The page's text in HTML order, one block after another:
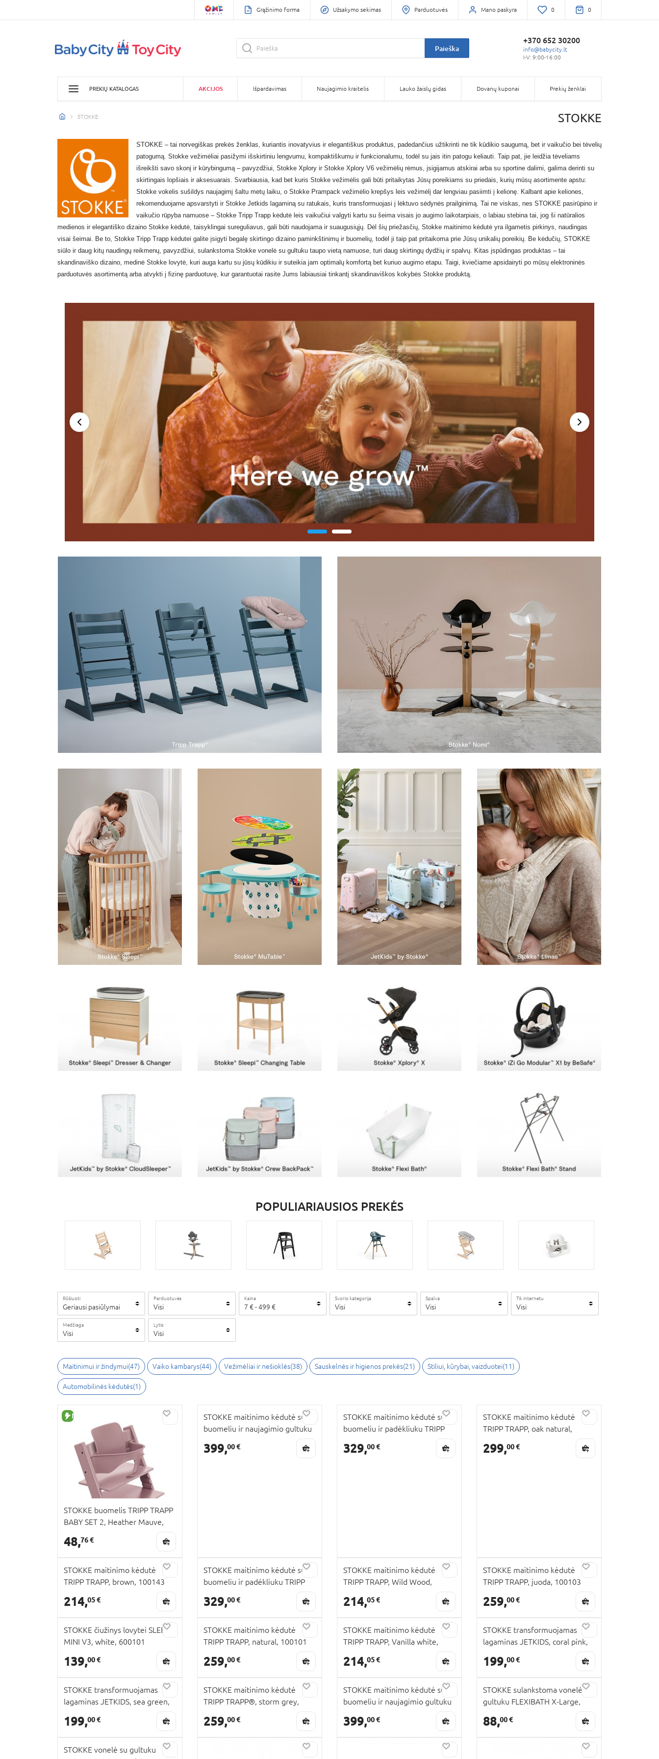
Grąžinimo forma Užsakymo sekimas Parduotuvės Mano paskyra 0 0
Paieška
+370 652 30200
info@babycity.lt
I-V: 9:00-16:00
PREKIŲ KATALOGAS AKCIJOS Išpardavimas Naujagimio kraitelis Lauko žaislų gidas Dovanų kuponai Prekių ženklai
STOKKE STOKKE
STOKKE – tai norvegiškas prekės ženklas, kuriantis inovatyvius ir elegantiškus produktus, padedančius užtikrinti ne tik kūdikio saugumą, bet ir vaikučio bei tėvelių
patogumą. Stokke vežimėliai pasižymi išskirtiniu lengvumu, kompaktiškumu ir funkcionalumu, todėl su jais itin patogu keliauti. Taip pat, jie leidžia tėveliams
išreikšti savo skonį ir kūrybingumą – pavyzdžiui, Stokke Xploryir Stokke Xplory V6vežimėlių rėmus, įsigijamus atskirai arba su sportine dalimi, galima derinti su
skirtingais lopšiais ir aksesuarais. Svarbiausia, kad bet kuris Stokke vežimėlis gali būti pritaikytas Jūsų poreikiams su priedais, kurių mūsų asortimente apstu:
Stokke vokelis sušildys naujagimį šaltu metų laiku, o Stokke Prampack vežimėlio krepšys leis vežimėlį dar lengviau pasiimti į kelionę. Kalbant apie keliones,
rekomenduojame apsvarstyti ir Stokke Jetkids lagaminą su ratukais, kuris transformuojasi į lėktuvo sėdynės prailginimą. Tai ne viskas, nes STOKKE pasirūpino ir
vaikučio rūpyba namuose – Stokke Tripp Trapp kėdutėleis vaikučiui valgyti kartu su šeima visais jo augimo laikotarpiais, o labiau stebina tai, jog ši natūralios
medienos ir elegantiško dizaino Stokke kėdutė , taisyklingai sureguliavus, gali būti naudojama ir suaugusiųjų. Dėl šių priežasčių, Stokke maitinimo kėdutė yra ilgametis pirkinys, naudingas
visai šeimai. Be to, Stokke Tripp Trapp kėdutei galite įsigyti begalę skirtingo dizaino paminkštinimų ir buomelių, todėl ji taip pat pritaikoma prie Jūsų unikalių poreikių. Be kėdučių, STOKKE
siūlo ir daug kitų naudingų reikmenų, pavyzdžiui, sulankstoma Stokke vonelė su gultuku taupo vietą namuose, turi daug skirtingų dydžių ir spalvų. Kitas įspūdingas produktas – tai
skandinaviško dizaino, medinė Stokke lovytė , kuri auga kartu su jūsų kūdikiu ir suteikia jam optimalų komfortą bet kuriuo augimo etapu. Taigi, kviečiame apsidairyti po mūsų elektroninės
parduotuvės asortimentą arba atvykti į fizinę parduotuvę, kur garantuotai rasite Jums labiausiai tinkantį skandinaviškos kokybės Stokke produktą.
Peržiūra Kitas
POPULIARIAUSIOS PREKĖS
Rūšiuoti
Geriausi pasiūlymai
Parduotuvės
Visi
Kaina
7 €-499 €
Svorio kategorija
Visi
Spalva
Visi
Tik internetu
Visi
Medžiaga
Visi
Lytis
Visi
Maitinimui ir žindymui(47) Vaiko kambarys(44) Vežimėliai ir nešioklės(38) Sauskelnės ir higienos prekės(21) Stiliui, kūrybai, vaizduotei(11)
Automobilinės kėdutės(1)
NAUJA PREKĖ
STOKKE buomelis TRIPP TRAPP
BABY SET 2, Heather Mauve,
48,76 €
STOKKE maitinimo kėdutė su
buomeliu ir naujagimio gultuku
TRIPP TRAPP, black, anthrazite
N, 685800
399,00 €
STOKKE maitinimo kėdutė su
buomeliu ir padėkliuku TRIPP
329,00 €
STOKKE maitinimo kėdutė
TRIPP TRAPP, oak natural,
299,00 €
STOKKE maitinimo kėdutė
TRIPP TRAPP, brown, 100143
214,05 €
STOKKE maitinimo kėdutė su
buomeliu ir padėkliuku TRIPP
329,00 €
STOKKE maitinimo kėdutė
TRIPP TRAPP, Wild Wood,
214,05 €
STOKKE maitinimo kėdutė
TRIPP TRAPP, juoda, 100103
259,00 €
STOKKE čiužinys lovytei SLEEPI
MINI V3, white, 600101
139,00 €
STOKKE maitinimo kėdutė
TRIPP TRAPP, natural, 100101
259,00 €
STOKKE maitinimo kėdutė
TRIPP TRAPP, Vanilla white,
214,05 €
STOKKE transformuojamas
lagaminas JETKIDS, coral pink,
199,00 €
STOKKE transformuojamas
lagaminas JETKIDS, sea green,
199,00 €
STOKKE maitinimo kėdutė
TRIPP TRAPP®, storm grey,
259,00 €
STOKKE maitinimo kėdutė su
buomeliu ir naujagimio gultuku
TRIPP TRAPP, natural, grey NBS,
685700
399,00 €
STOKKE sulankstoma vonelė su
gultuku FLEXIBATH X-Large,
88,00 €
STOKKE vonelė su gultuku